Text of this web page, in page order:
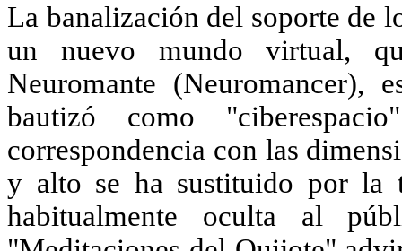
La banalización del soporte de
un nuevo mundo virtual,
Neuromante
bautizó como
correspondencia con las
y alto se ha sustituido por la
habitualmente oculta al